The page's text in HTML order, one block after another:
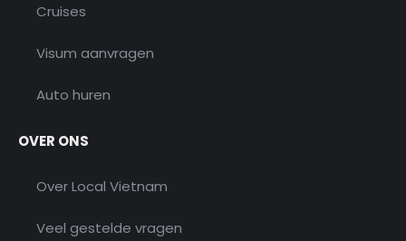
Cruises
Visum aanvragen
Auto huren
OVER ONS
Over Local Vietnam
Veel gestelde vragen